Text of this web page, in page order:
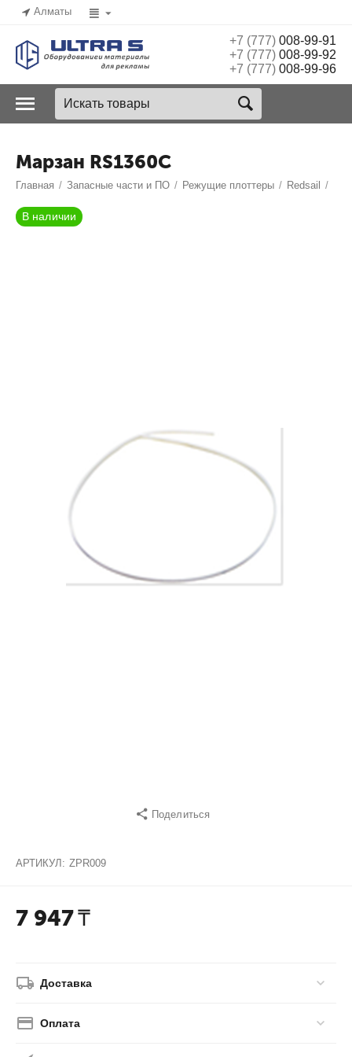
Алматы
+7 (777)008-99-91
+7 (777)008-99-92
+7 (777)008-99-96
Марзан RS1360C
Главная / Запасные части и ПО / Режущие плоттеры / Redsail /
В наличии
Поделиться
АРТИКУЛ: ZPR009
7 947₸
Доставка
Оплата